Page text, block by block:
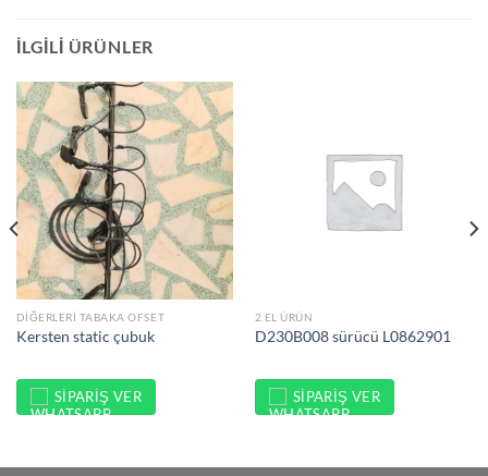
İLGILI ÜRÜNLER
DIĞERLERI TABAKA OFSET
Kersten static çubuk
SIPARIŞ VER
2.EL ÜRÜN
D230B008 sürücü L0862901
SIPARIŞ VER